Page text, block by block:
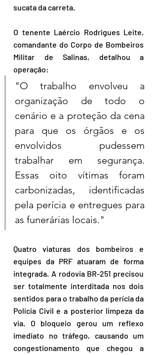
sucata da carreta.
O tenente Laércio Rodrigues Leite,
comandante do Corpo de Bombeiros
Militar de Salinas, detalhou a
operação:
"O trabalho envolveu a
organização de todo o
cenário e a proteção da cena
para que os órgãos e os
envolvidos pudessem
trabalhar em segurança.
Essas oito vítimas foram
carbonizadas, identificadas
pela perícia e entregues para
as funerárias locais."
Quatro viaturas dos bombeiros e
equipes da PRF atuaram de forma
integrada. A rodovia BR-251 precisou
ser totalmente interditada nos dois
sentidos para o trabalho da perícia da
Polícia Civil e a posterior limpeza da
via. O bloqueio gerou um reflexo
imediato no tráfego, causando um
congestionamento que chegou a